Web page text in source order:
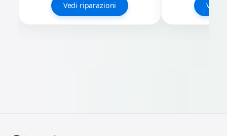
Vedi riparazioni Vedi